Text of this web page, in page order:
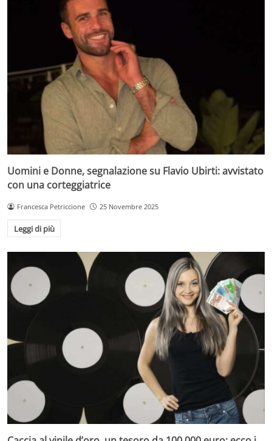
Uomini e Donne, segnalazione su Flavio Ubirti: avvistato
con una corteggiatrice
Francesca Petriccione 25 Novembre 2025
Leggi di più